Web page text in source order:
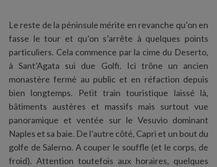
Le reste de la péninsule mérite en revanche qu’on en
fasse le tour et qu’on s’arrête à quelques points
particuliers. Cela commence par la cime du Deserto,
à Sant’Agata sui due Golfi. Ici trône un ancien
monastère fermé au public et en réfaction depuis
bien longtemps. Petit train touristique laissé là,
bâtiments austères et massifs mais surtout vue
panoramique et ventée sur le Vesuvio dominant
Naples et sa baie. De l’autre côté, Capri et un bout du
golfe de Salerno. A couper le souffle (et le corps, de
froid). Attention toutefois aux horaires, quelques